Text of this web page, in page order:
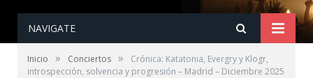
NAVIGATE
Inicio » Conciertos »
Crónica: Katatonia, Evergry y Klogr,
introspección, solvencia y progresión – Madrid – Diciembre 2025